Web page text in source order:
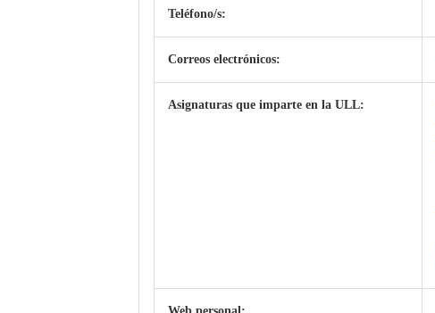
Teléfono/s:
Correos electrónicos:
Asignaturas que imparte en la ULL: